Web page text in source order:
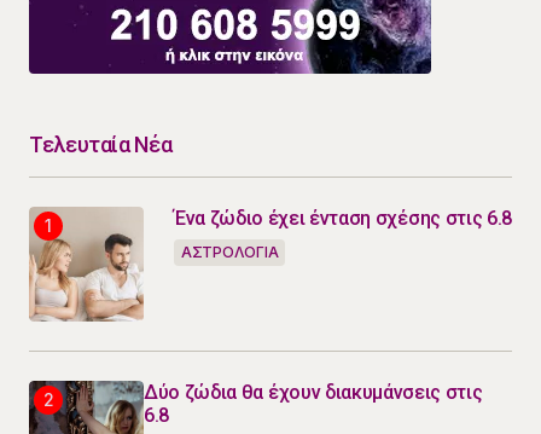
Τελευταία Νέα
Ένα ζώδιο έχει ένταση σχέσης στις 6.8
ΑΣΤΡΟΛΟΓΙΑ
Δύο ζώδια θα έχουν διακυμάνσεις στις
6.8